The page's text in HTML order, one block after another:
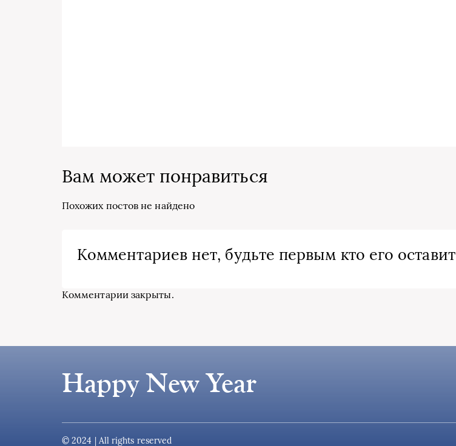
Вам может понравиться
Похожих постов не найдено
Комментариев нет, будьте первым кто его оставит
Комментарии закрыты.
Happy New Year
© 2024 | All rights reserved